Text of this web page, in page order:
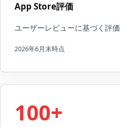
App Store評価
ユーザーレビューに基づく評価
2026年6月末時点
100+